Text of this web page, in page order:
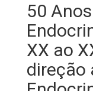
50
XX ao
direção